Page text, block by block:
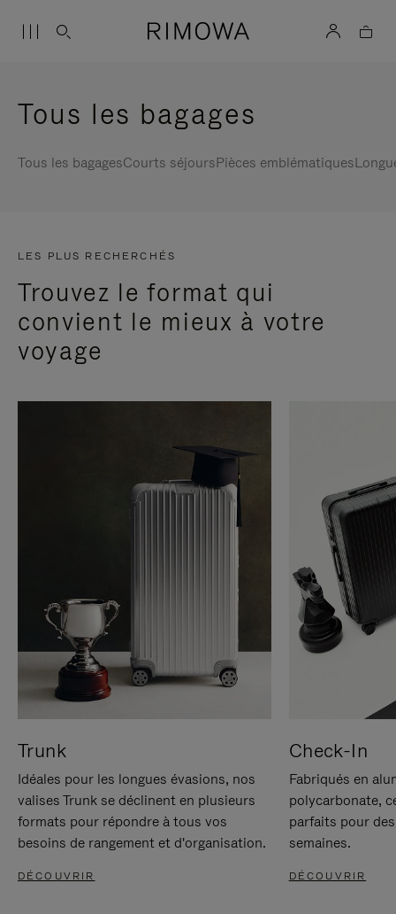
Tous les bagages
Tous les bagagesCourts séjoursPièces emblématiques
LES PLUS RECHERCHÉS
Trouvez le format qui
convient le mieux à votre
voyage
Trunk
Idéales pour les longues évasions, nos
valises Trunk se déclinent en plusieurs
formats pour répondre à tous vos
besoins de rangement et d'organisation.
DÉCOUVRIR
Check-In
Fabriqués en
polycarbonate,
parfaits pour
semaines.
DÉCOUVRIR